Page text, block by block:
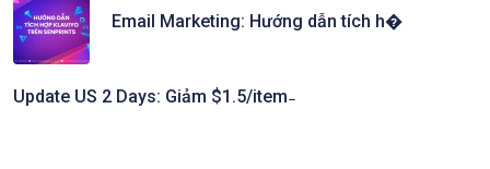
Email Marketing: Hướng dẫn tích h�
Update US 2 Days: Giảm $1.5/item ̵